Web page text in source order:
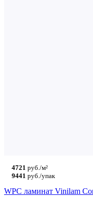
4721 руб./м²
9441 руб./упак
WPC ламинат Vinilam